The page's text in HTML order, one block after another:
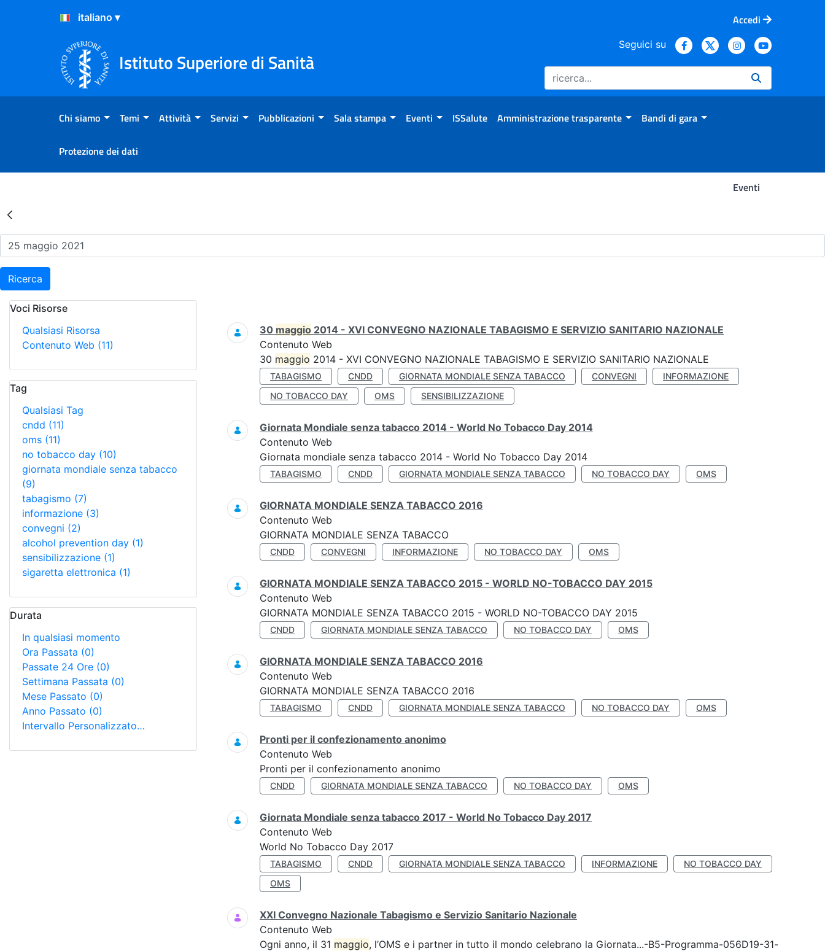
Salta al Contenuto
Salta al Footer
Accedi
Istituto Superiore di Sanità
Seguici su
Chi siamo Temi Attività Servizi Pubblicazioni Sala stampa Eventi ISSalute Amministrazione trasparente Bandi di gara
Protezione dei dati
Eventi
Risultati della Ricerca - Eventi
Ricerca
Voci Risorse
Qualsiasi Risorsa
Contenuto Web (11)
Tag
Qualsiasi Tag
cndd (11)
oms (11)
no tobacco day (10)
giornata mondiale senza tabacco
(9)
tabagismo (7)
informazione (3)
convegni (2)
alcohol prevention day (1)
sensibilizzazione (1)
sigaretta elettronica (1)
Durata
In qualsiasi momento
Ora Passata (0)
Passate 24 Ore (0)
Settimana Passata (0)
Mese Passato (0)
Anno Passato (0)
Intervallo Personalizzato…
Ricerca
30 maggio 2014 - XVI CONVEGNO NAZIONALE TABAGISMO E SERVIZIO SANITARIO NAZIONALE
Contenuto Web
30 maggio 2014 - XVI CONVEGNO NAZIONALE TABAGISMO E SERVIZIO SANITARIO NAZIONALE
TABAGISMO CNDD GIORNATA MONDIALE SENZA TABACCO CONVEGNI
INFORMAZIONE
NO TOBACCO DAY
OMS SENSIBILIZZAZIONE
Giornata Mondiale senza tabacco 2014 - World No Tobacco Day 2014
Contenuto Web
Giornata mondiale senza tabacco 2014 - World No Tobacco Day 2014
TABAGISMO CNDD GIORNATA MONDIALE SENZA TABACCO NO TOBACCO DAY OMS
GIORNATA MONDIALE SENZA TABACCO 2016
Contenuto Web
GIORNATA MONDIALE SENZA TABACCO
CNDD CONVEGNI INFORMAZIONE NO TOBACCO DAY OMS
GIORNATA MONDIALE SENZA TABACCO 2015 - WORLD NO-TOBACCO DAY 2015
Contenuto Web
GIORNATA MONDIALE SENZA TABACCO 2015 - WORLD NO-TOBACCO DAY 2015
CNDD GIORNATA MONDIALE SENZA TABACCO NO TOBACCO DAY OMS
GIORNATA MONDIALE SENZA TABACCO 2016
Contenuto Web
GIORNATA MONDIALE SENZA TABACCO 2016
TABAGISMO CNDD GIORNATA MONDIALE SENZA TABACCO NO TOBACCO DAY OMS
Pronti per il confezionamento anonimo
Contenuto Web
Pronti per il confezionamento anonimo
CNDD GIORNATA MONDIALE SENZA TABACCO NO TOBACCO DAY OMS
Giornata Mondiale senza tabacco 2017 - World No Tobacco Day 2017
Contenuto Web
World No Tobacco Day 2017
TABAGISMO CNDD GIORNATA MONDIALE SENZA TABACCO INFORMAZIONE
NO TOBACCO DAY
OMS
XXI Convegno Nazionale Tabagismo e Servizio Sanitario Nazionale
Contenuto Web
Ogni anno, il 31 maggio, l’OMS e i partner in tutto il mondo celebrano la Giornata...-B5-Programma-056D19-31-